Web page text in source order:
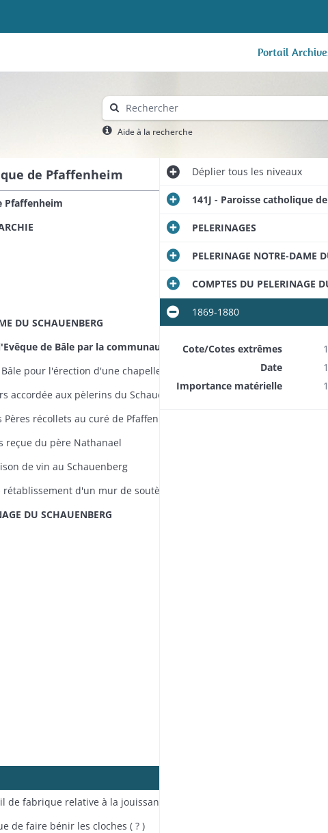
Portail
Aide à la recherche
de Pfaffenheim
Pfaffenheim
DU SCHAUENBERG
de Pfaffenheim pour l'érection du Schauenberg en chapelainie.
reçue du père Nathanael
de vin au Schauenberg
DU SCHAUENBERG
de faire bénir les cloches ( ? )
Dépliertous les niveaux
141J - Paroisse catholique
PELERINAGES
PELERINAGE NOTRE-DAME
COMPTES DU PELERINAGE
1869-1880
Cote/Cotes extrêmes
Date
Importance matérielle